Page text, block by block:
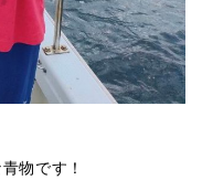
物です！